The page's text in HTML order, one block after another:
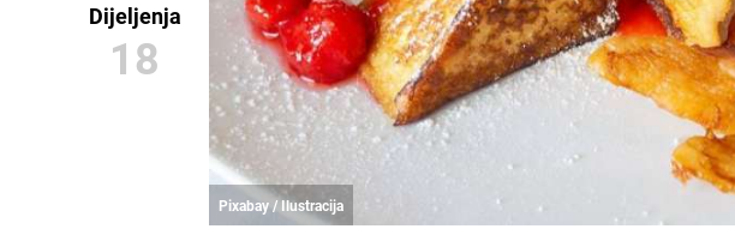
Dijeljenja
18
Pixabay / Ilustracija